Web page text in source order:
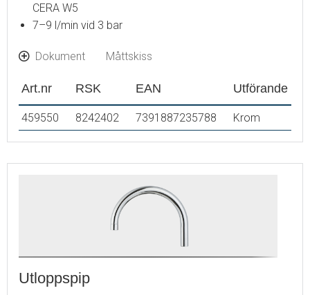
CERA W5
7–9 l/min vid 3 bar
Dokument Måttskiss
Art.nr RSK EAN Utförande
459550 8242402 7391887235788 Krom
Utloppspip